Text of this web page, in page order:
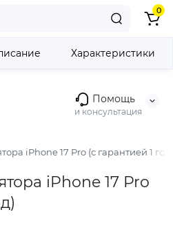
Помощь
и консультация
0
iPhone 17 Pro (с гарантией 1 год)
iPhone 17 Pro
Характеристики